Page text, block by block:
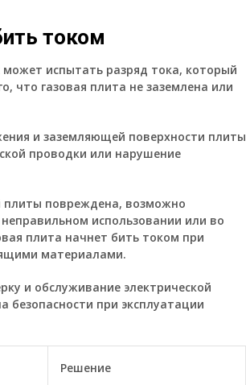
током
испытать разряд тока, который
что газовая плита не заземлена или
и заземляющей поверхности плиты
проводки или нарушение
плиты повреждена, возможно
использовании или во
плита начнет бить током при
материалами.
и обслуживание электрической
безопасности при эксплуатации
Решение